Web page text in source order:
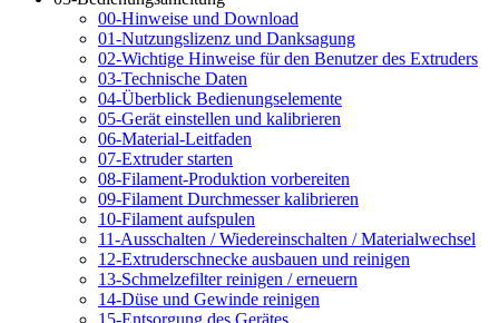
00-Hinweise und Download
01-Nutzungslizenz und Danksagung
02-Wichtige Hinweise für den Benutzer des Extruders
03-Technische Daten
04-Überblick Bedienungselemente
05-Gerät einstellen und kalibrieren
06-Material-Leitfaden
07-Extruder starten
08-Filament-Produktion vorbereiten
09-Filament Durchmesser kalibrieren
10-Filament aufspulen
11-Ausschalten / Wiedereinschalten / Materialwechsel
12-Extruderschnecke ausbauen und reinigen
13-Schmelzefilter reinigen / erneuern
14-Düse und Gewinde reinigen
15-Entsorgung des Gerätes